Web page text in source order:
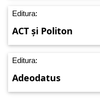
Editura:
ACT și Politon
Editura:
Adeodatus